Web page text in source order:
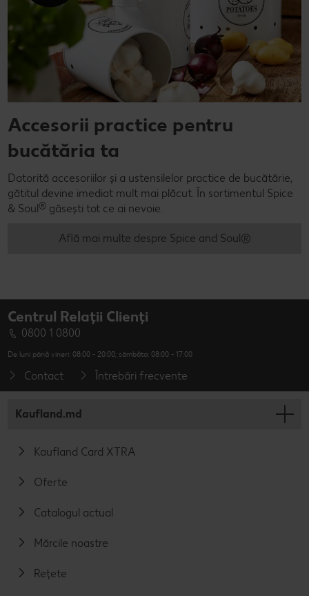
Accesorii practice pentru
bucătăria ta
Datorită accesoriilor și a ustensilelor practice de bucătărie,
gătitul devine imediat mult mai plăcut. În sortimentul Spice
& Soul® găsești tot ce ai nevoie.
Află mai multe despre Spice and Soul®
Centrul Relații Clienți
0800 1 0800
De luni până vineri: 08:00 - 20:00; sâmbăta: 08:00 - 17:00
Contact Întrebări frecvente
Kaufland.md
Kaufland Card XTRA
Oferte
Catalogul actual
Mărcile noastre
Rețete